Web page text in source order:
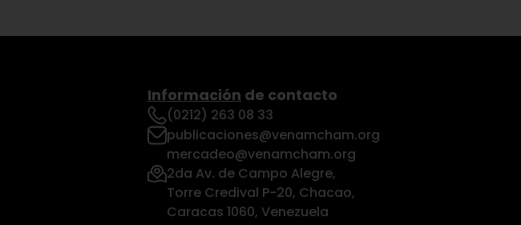
Información de contacto
(0212) 263 08 33
publicaciones@venamcham.org
mercadeo@venamcham.org
2da Av. de Campo Alegre,
Torre Credival P-20, Chacao,
Caracas 1060, Venezuela